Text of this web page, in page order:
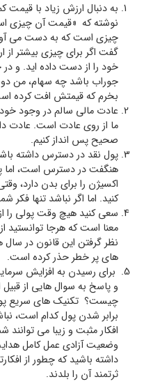
به دنبال ارزش زیاد با قیمت
نوشته که «قیمت آن چیزی
چیزی است که به دست می
گفت اگر برای چیزی بیشتر از
خود را از دست داده اید. و
جوراب باشد چه سهام، من
بخرم که قیمتش افت کرده
عادت مالی سالم در وجود
ما از روی عادت است. عادت
صحیح پس انداز کنیم.
پول نقد در دسترس داشته
هنگفت در دسترس است، اما
اکسیژن را برای بدن دارد،
کنید. اما اگر نباشد تنها فکر
سعی کنید هیچ وقت پولی
معنا است که هرجا توانستید
نظر گرفتن این قانون در سال
های پر خطر حذر کرده است.
برای رسیدن به افزایش
و پاسخ به سوال هایی از قبیل
چیست؟ تکنیک های سریع
برابر شدن پول کدام است،
افکار مثبت و زیبا می توانند
وضعیت آزادی عمل کامل
داشته باشید که چطور از
ثرتمند آن را بلدند.